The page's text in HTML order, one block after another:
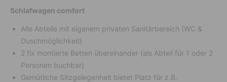
Schlafwagen comfort
Alle Abteile mit eigenem privaten Sanitärbereich (WC &
Duschmöglichkeit)
2 fix montierte Betten übereinander (als Abteil für 1 oder 2
Personen buchbar)
Gemütliche Sitzgelegenheit bietet Platz für z.B.